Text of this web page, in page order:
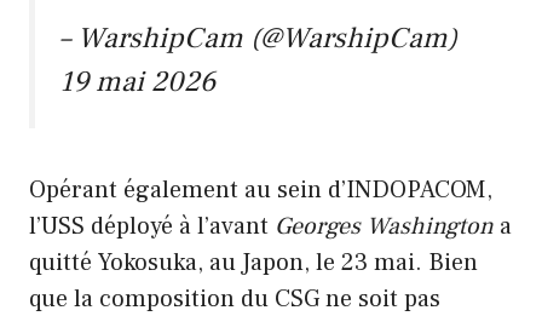
– WarshipCam (@WarshipCam)
19 mai 2026
Opérant également au sein d’INDOPACOM,
l’USS déployé à l’avant Georges Washington a
quitté Yokosuka, au Japon, le 23 mai. Bien
que la composition du CSG ne soit pas